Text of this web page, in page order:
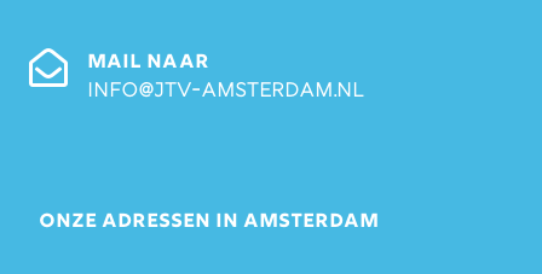
MAIL NAAR
info@jtv-amsterdam.nl
ONZE ADRESSEN IN AMSTERDAM